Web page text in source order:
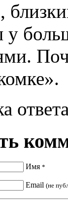
у
Имя *
Email (не